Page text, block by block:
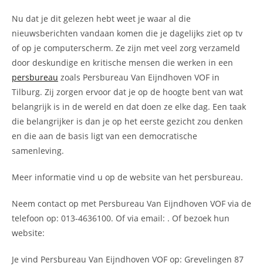
Nu dat je dit gelezen hebt weet je waar al die
nieuwsberichten vandaan komen die je dagelijks ziet op tv
of op je computerscherm. Ze zijn met veel zorg verzameld
door deskundige en kritische mensen die werken in een
persbureau zoals Persbureau Van Eijndhoven VOF in
Tilburg. Zij zorgen ervoor dat je op de hoogte bent van wat
belangrijk is in de wereld en dat doen ze elke dag. Een taak
die belangrijker is dan je op het eerste gezicht zou denken
en die aan de basis ligt van een democratische
samenleving.
Meer informatie vind u op de website van het persbureau.
Neem contact op met Persbureau Van Eijndhoven VOF via de
telefoon op: 013-4636100. Of via email: . Of bezoek hun
website:
Je vind Persbureau Van Eijndhoven VOF op: Grevelingen 87